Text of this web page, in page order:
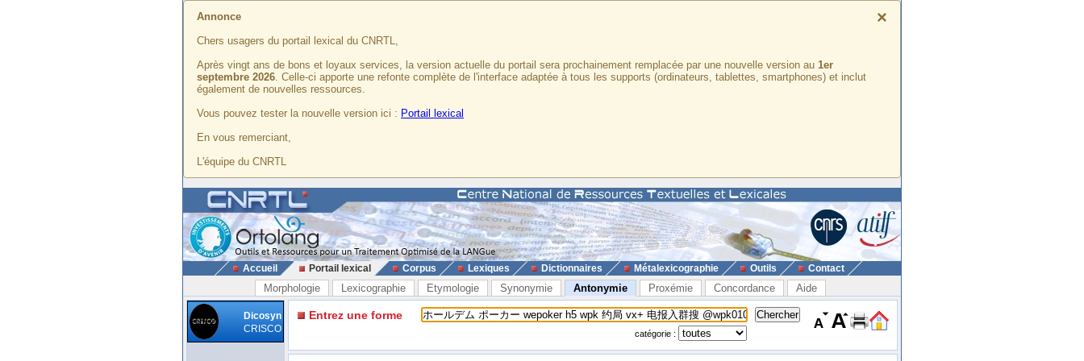
×
Annonce
Chers usagers du portail lexical du CNRTL,
Après vingt ans de bons et loyaux services, la version actuelle du portail sera prochainement remplacée par une nouvelle version au 1er
septembre 2026. Celle-ci apporte une refonte complète de l'interface adaptée à tous les supports (ordinateurs, tablettes, smartphones) et inclut
également de nouvelles ressources.
Vous pouvez tester la nouvelle version ici : Portail lexical
En vous remerciant,
L'équipe du CNRTL
Accueil Portail lexical Corpus Lexiques Dictionnaires Métalexicographie Outils Contact
Morphologie Lexicographie Etymologie Synonymie Antonymie Proxémie Concordance Aide
Dicosyn
CRISCO
Entrez une forme
catégorie :